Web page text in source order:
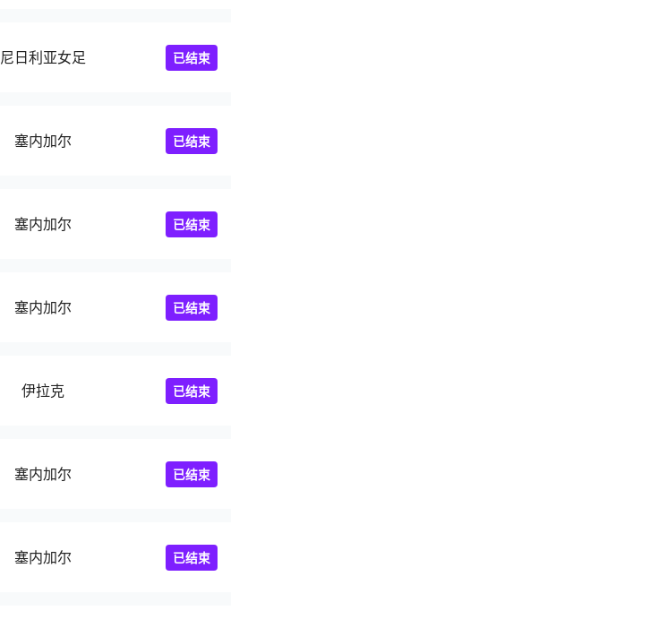
尼日利亚女足 已结束
塞内加尔 已结束
塞内加尔 已结束
塞内加尔 已结束
伊拉克 已结束
塞内加尔 已结束
塞内加尔 已结束